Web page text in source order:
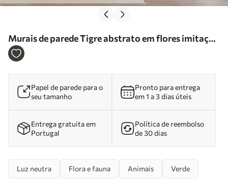
Murais de parede Tigre abstrato em flores imitação
de aguarela Nr. w02892
Papel de parede para o
seu tamanho
Pronto para entrega
em 1 a 3 dias úteis
Entrega gratuita em
Portugal
Política de reembolso
de 30 dias
Luz neutra Flora e fauna Animais Verde